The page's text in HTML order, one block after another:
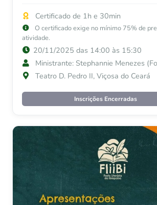
Certificado de 1h e 30min
O certificado exige no mínimo 75% de
atividade.
20/11/2025 das 14:00 às 15:30
Ministrante: Stephannie Menezes
Teatro D. Pedro II, Viçosa do Ceará
Inscrições Encerradas